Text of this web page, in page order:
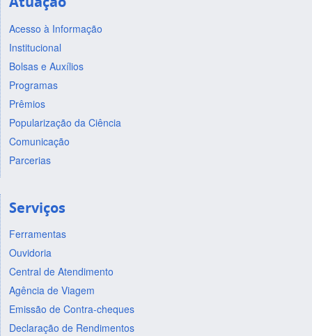
Acesso à Informação
Institucional
Bolsas e Auxílios
Programas
Prêmios
Popularização da Ciência
Comunicação
Parcerias
Serviços
Ferramentas
Ouvidoria
Central de Atendimento
Agência de Viagem
Emissão de Contra-cheques
Declaração de Rendimentos